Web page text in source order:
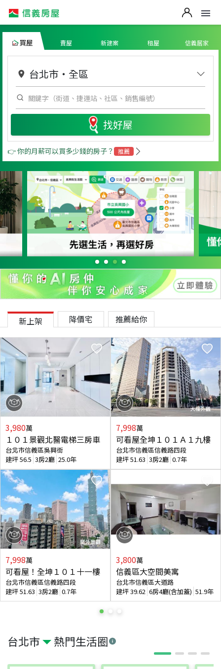
買屋 賣屋 新建案 租屋 信義居家
台北市 ・ 全區
找好屋
👉 你的月薪可以買多少錢的房子？ 推薦
台北市 熱門生活圈
新上架 降價宅 推薦給你
3,980萬
１０１景觀北醫電梯三房車
台北市信義區吳興街
建坪56.5 3房2廳 25.0年
7,998萬
可看屋！全坤１０１十一樓
台北市信義區信義路四段
建坪51.63 3房2廳 0.7年
7,998萬
可看屋全坤１０１Ａ１九樓
台北市信義區信義路四段
建坪51.63 3房2廳 0.7年
3,800萬
信義區大空間美寓
台北市信義區大道路
建坪39.62 6房4廳(含加蓋) 51.9年